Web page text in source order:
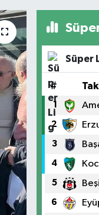
Süper
#
1
2
3
4
5
6